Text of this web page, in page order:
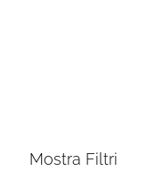
Mostra Filtri